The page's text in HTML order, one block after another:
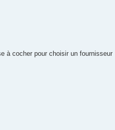
à cocher pour choisir un fournisseur